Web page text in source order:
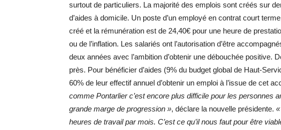
surtout de particuliers. La majorité des emplois sont créés sur
d’aides à domicile. Un poste d’un employé en contrat court
créé et la rémunération est de 24,40€ pour une heure de
ou de l’inflation. Les salariés ont l’autorisation d’être
deux années avec l’ambition d’obtenir une débouchée positive.
près. Pour bénéficier d’aides (9% du budget global de Haut-
60% de leur effectif annuel d’obtenir un emploi à l’issue de cet
comme Pontarlier c’est encore plus difficile pour les personnes
grande marge de progression », déclare la nouvelle présidente.
heures de travail par mois. C’est ce qu’il nous faut pour être